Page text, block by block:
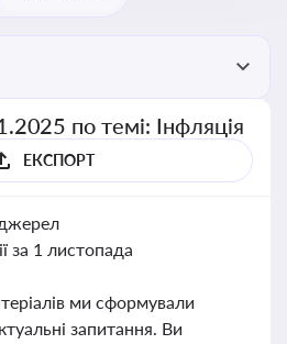
по темі: Інфляція
ЕКСПОРТ
за 1 листопада
ми сформували
запитання. Ви